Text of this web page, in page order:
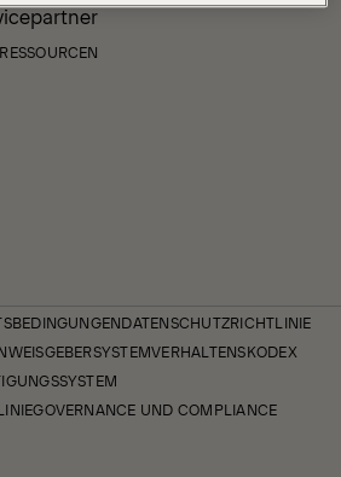
DATENSCHUTZRICHTLINIE
VERHALTENSKODEX
GOVERNANCE UND COMPLIANCE